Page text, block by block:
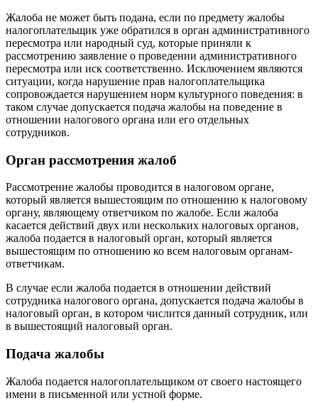
Жалоба не может быть подана, если по предмету жалобы
налогоплательщик уже обратился в орган административного
пересмотра или народный суд, которые приняли к
рассмотрению заявление о проведении административного
пересмотра или иск соответственно. Исключением являются
ситуации, когда нарушение прав налогоплательщика
сопровождается нарушением норм культурного поведения: в
таком случае допускается подача жалобы на поведение в
отношении налогового органа или его отдельных
сотрудников.
Орган рассмотрения жалоб
Рассмотрение жалобы проводится в налоговом органе,
который является вышестоящим по отношению к налоговому
органу, являющему ответчиком по жалобе. Если жалоба
касается действий двух или нескольких налоговых органов,
жалоба подается в налоговый орган, который является
вышестоящим по отношению ко всем налоговым органам-
ответчикам.
В случае если жалоба подается в отношении действий
сотрудника налогового органа, допускается подача жалобы в
налоговый орган, в котором числится данный сотрудник, или
в вышестоящий налоговый орган.
Подача жалобы
Жалоба подается налогоплательщиком от своего настоящего
имени в письменной или устной форме.